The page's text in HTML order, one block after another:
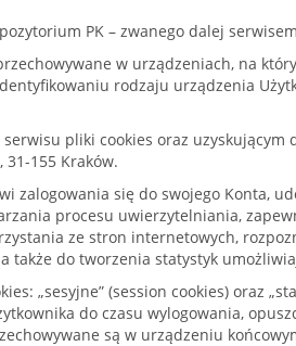
PK – zwanego dalej
w urządzeniach, na
rodzaju urządzenia
pliki cookies oraz
155 Kraków.
zalogowania się do swojego Konta,
procesu uwierzytelniania,
ze stron internetowych,
do tworzenia statystyk
„sesyjne” (session cookies) oraz
do czasu wylogowania,
są w urządzeniu